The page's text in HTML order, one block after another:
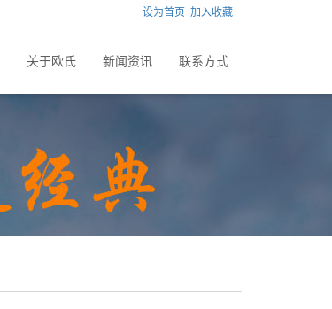
设为首页 加入收藏
关于欧氏 新闻资讯 联系方式